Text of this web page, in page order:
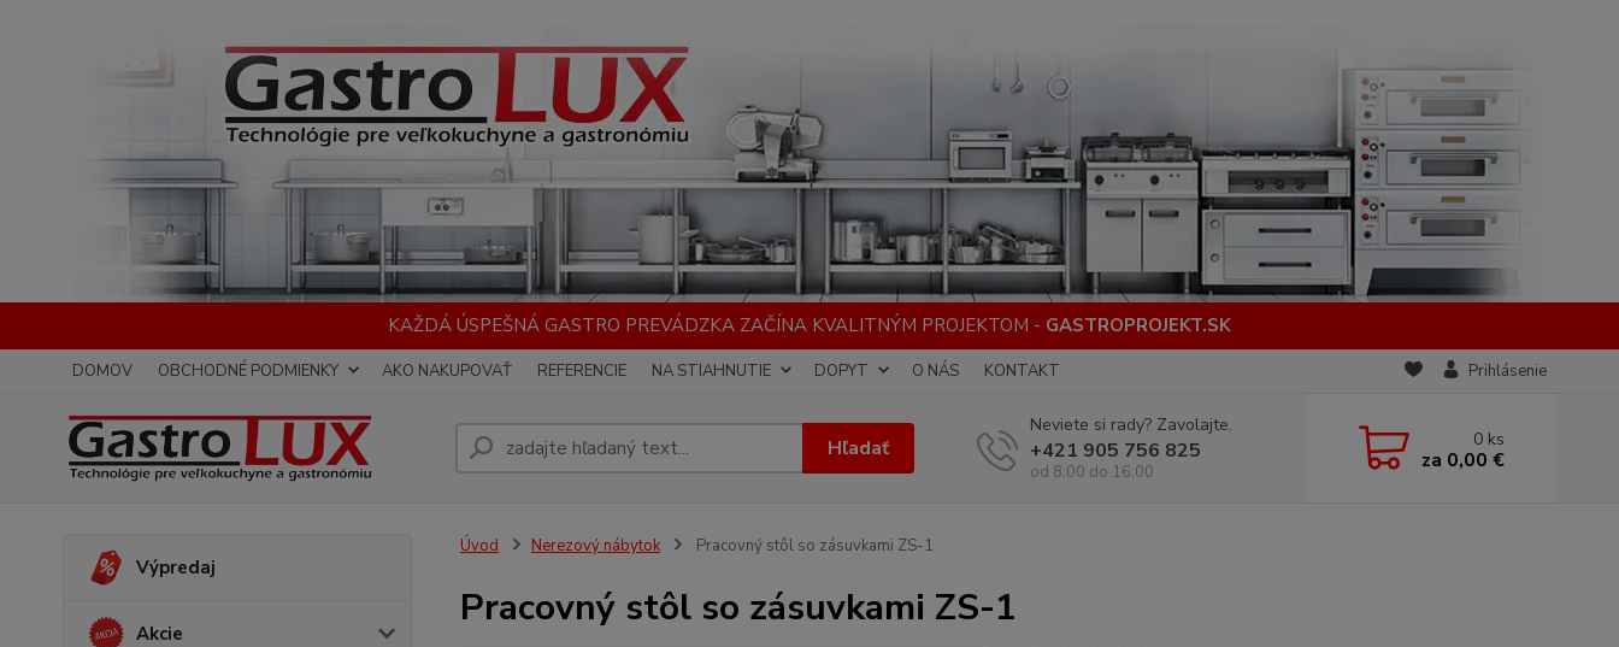
KAŽDÁ ÚSPEŠNÁ GASTRO PREVÁDZKA ZAČÍNA KVALITNÝM PROJEKTOM - GASTROPROJEKT.SK
DOMOV OBCHODNÉ PODMIENKY AKO NAKUPOVAŤ REFERENCIE NA STIAHNUTIE DOPYT O NÁS KONTAKT Prihlásenie
Hľadať
Neviete si rady? Zavolajte.
+421 905 756 825
od 8:00 do 16:00
0 ks
za 0,00 €
Výpredaj
Akcie
Úvod Nerezový nábytok Pracovný stôl so zásuvkami ZS-1
Pracovný stôl so zásuvkami ZS-1